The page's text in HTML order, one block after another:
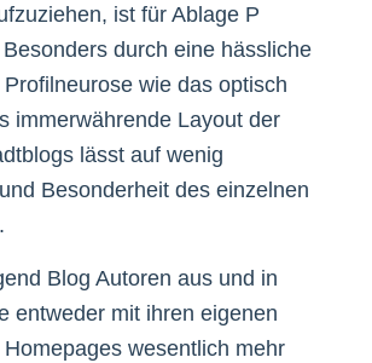
ist für Ablage P
durch eine hässliche
wie das optisch
immerwährende Layout der
lässt auf wenig
Besonderheit des einzelnen
Blog Autoren aus und in
entweder mit ihren eigenen
wesentlich mehr